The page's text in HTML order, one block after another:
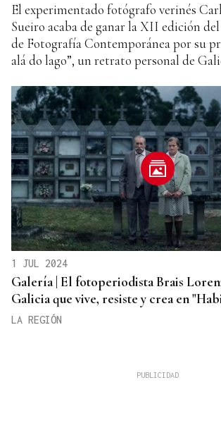
El experimentado fotógrafo verinés
Sueiro acaba de ganar la XII edición
de Fotografía Contemporánea por su
alá do lago”, un retrato personal de
1 JUL 2024
Galería | El fotoperiodista Brais
Galicia que vive, resiste y crea en
LA REGIÓN